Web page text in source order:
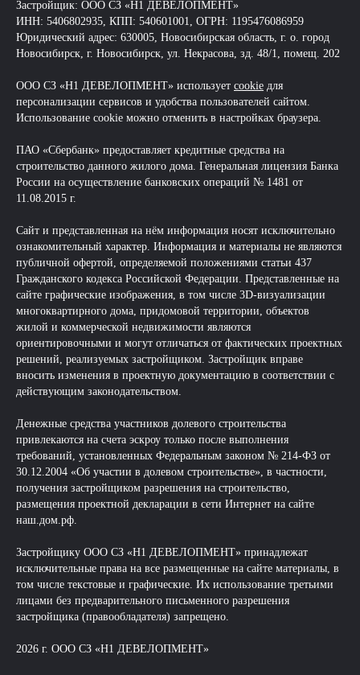
Застройщик: ООО СЗ «Н1 ДЕВЕЛОПМЕНТ»
ИНН: 5406802935, КПП: 540601001, ОГРН: 1195476086959
Юридический адрес: 630005, Новосибирская область, г. о. город
Новосибирск, г. Новосибирск, ул. Некрасова, зд. 48/1, помещ. 202
ООО СЗ «Н1 ДЕВЕЛОПМЕНТ» использует cookie для
персонализации сервисов и удобства пользователей сайтом.
Использование cookie можно отменить в настройках браузера.
ПАО «Сбербанк» предоставляет кредитные средства на
строительство данного жилого дома. Генеральная лицензия Банка
России на осуществление банковских операций № 1481 от
11.08.2015 г.
Сайт и представленная на нём информация носят исключительно
ознакомительный характер. Информация и материалы не являются
публичной офертой, определяемой положениями статьи 437
Гражданского кодекса Российской Федерации. Представленные на
сайте графические изображения, в том числе 3D-визуализации
многоквартирного дома, придомовой территории, объектов
жилой и коммерческой недвижимости являются
ориентировочными и могут отличаться от фактических проектных
решений, реализуемых застройщиком. Застройщик вправе
вносить изменения в проектную документацию в соответствии с
действующим законодательством.
Денежные средства участников долевого строительства
привлекаются на счета эскроу только после выполнения
требований, установленных Федеральным законом № 214-ФЗ от
30.12.2004 «Об участии в долевом строительстве», в частности,
получения застройщиком разрешения на строительство,
размещения проектной декларации в сети Интернет на сайте
наш.дом.рф.
Застройщику ООО СЗ «Н1 ДЕВЕЛОПМЕНТ» принадлежат
исключительные права на все размещенные на сайте материалы, в
том числе текстовые и графические. Их использование третьими
лицами без предварительного письменного разрешения
застройщика (правообладателя) запрещено.
2026 г. ООО СЗ «Н1 ДЕВЕЛОПМЕНТ»